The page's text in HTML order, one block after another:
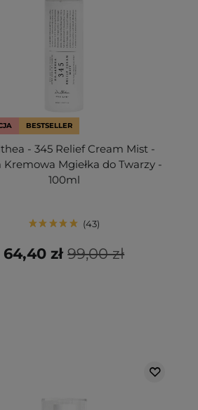
BESTSELLER
- 345 Relief Cream Mist -
Kremowa Mgiełka do Twarzy -
100ml
43
99,00 zł
64,40 zł